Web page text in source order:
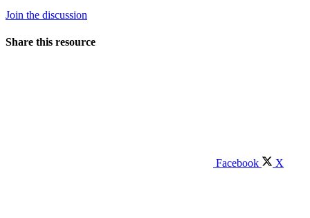
Join the discussion
Share this resource
Facebook X